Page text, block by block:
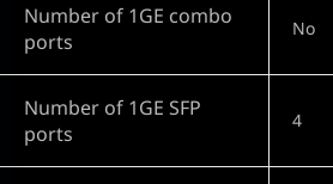
Number of 1GE combo
ports
No
Number of 1GE SFP
ports
4